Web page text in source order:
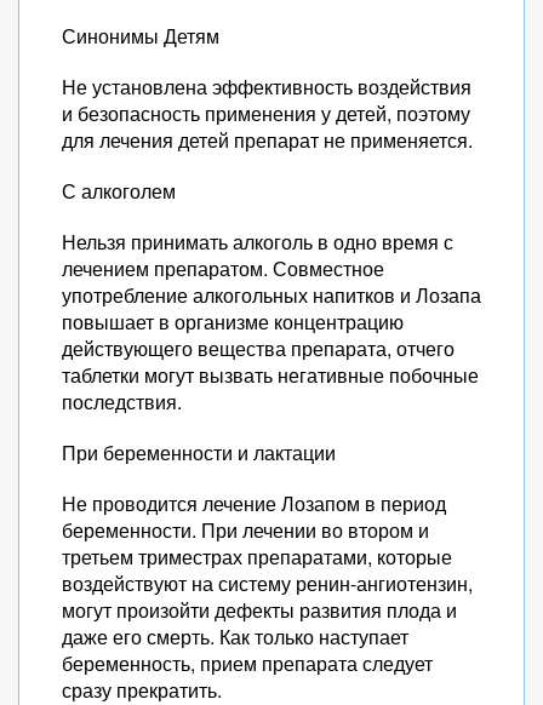
Синонимы Детям
Не установлена эффективность воздействия
и безопасность применения у детей, поэтому
для лечения детей препарат не применяется.
С алкоголем
Нельзя принимать алкоголь в одно время с
лечением препаратом. Совместное
употребление алкогольных напитков и Лозапа
повышает в организме концентрацию
действующего вещества препарата, отчего
таблетки могут вызвать негативные побочные
последствия.
При беременности и лактации
Не проводится лечение Лозапом в период
беременности. При лечении во втором и
третьем триместрах препаратами, которые
воздействуют на систему ренин-ангиотензин,
могут произойти дефекты развития плода и
даже его смерть. Как только наступает
беременность, прием препарата следует
сразу прекратить.